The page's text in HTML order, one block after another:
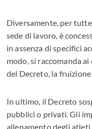
Diversamente, per
sede di lavoro, è
in assenza di specifici
modo, si raccomanda
del Decreto, la
In ultimo, il Decreto
pubblici o privati. Gli
allenamento degli